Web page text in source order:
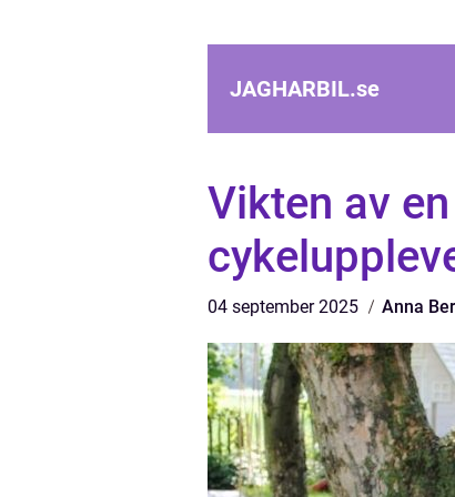
JAGHARBIL.se
Vikten av
04 september 2025 Anna